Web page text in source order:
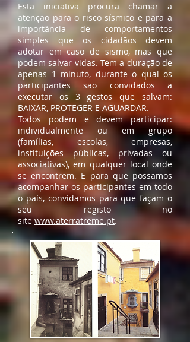
Esta iniciativa procura chamar a
atenção para o risco sísmico e para a
importância de comportamentos
simples que os cidadãos devem
adotar em caso de sismo, mas que
podem salvar vidas. Tem a duração de
apenas 1 minuto, durante o qual os
participantes são convidados a
executar os 3 gestos que salvam:
BAIXAR, PROTEGER E AGUARDAR.
Todos podem e devem participar:
individualmente ou em grupo
(famílias, escolas, empresas,
instituições públicas, privadas ou
associativas), em qualquer local onde
se encontrem. E para que possamos
acompanhar os participantes em todo
o país, convidamos para que façam o
seu registo no
sitewww.aterratreme.pt.